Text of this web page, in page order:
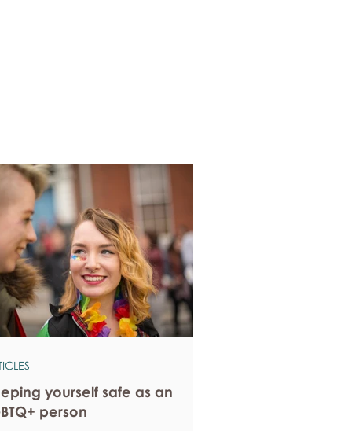
yourself safe as an
person